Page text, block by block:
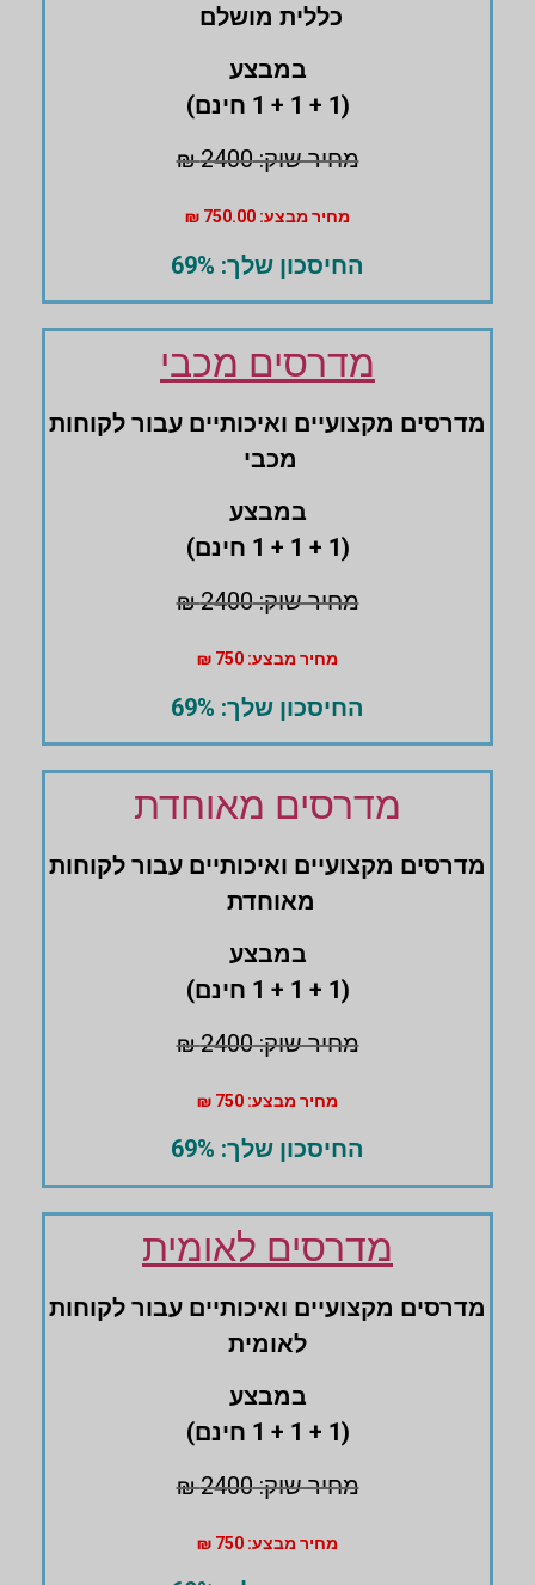
‏כללית מושלם
במבצע
(1 + 1 + 1 חינם)
מחיר שוק: 2400 ₪
מחיר מבצע: 750.00 ₪
החיסכון שלך: 69%
מדרסים מכבי
מדרסים ‏מקצועיים ואיכותיים עבור לקוחות
מכבי
במבצע
(1 + 1 + 1 חינם)
מחיר שוק: 2400 ₪
מחיר מבצע: 750 ₪
החיסכון שלך: 69%
מדרסים מאוחדת
מדרסים ‏מקצועיים ואיכותיים עבור לקוחות
מאוחדת
במבצע
(1 + 1 + 1 חינם)
מחיר שוק: 2400 ₪
מחיר מבצע: 750 ₪
החיסכון שלך: 69%
מדרסים לאומית
מדרסים ‏מקצועיים ואיכותיים עבור לקוחות
לאומית
במבצע
(1 + 1 + 1 חינם)
מחיר שוק: 2400 ₪
מחיר מבצע: 750 ₪